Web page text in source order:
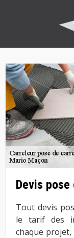
Devis
Tout devis
le tarif des
chaque